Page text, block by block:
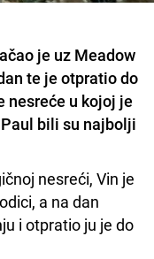
je uz Meadow
te je otpratio do
nesreće u kojoj je
bili su najbolji
nesreći, Vin je
a na dan
i otpratio ju je do